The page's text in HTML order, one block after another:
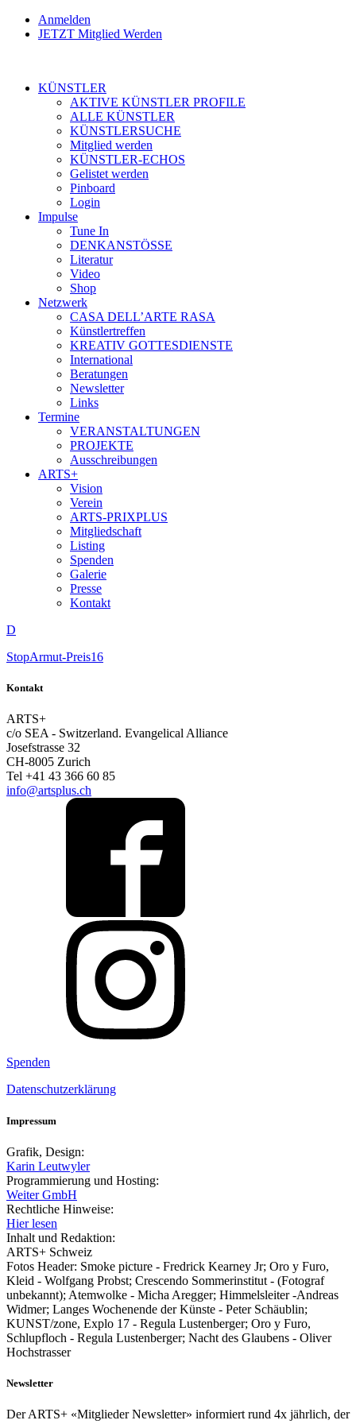
Anmelden
JETZT Mitglied Werden
KÜNSTLER
AKTIVE KÜNSTLER PROFILE
ALLE KÜNSTLER
KÜNSTLERSUCHE
Mitglied werden
KÜNSTLER-ECHOS
Gelistet werden
Pinboard
Login
Impulse
Tune In
DENKANSTÖSSE
Literatur
Video
Shop
Netzwerk
CASA DELL’ARTE RASA
Künstlertreffen
KREATIV GOTTESDIENSTE
International
Beratungen
Newsletter
Links
Termine
VERANSTALTUNGEN
PROJEKTE
Ausschreibungen
ARTS+
Vision
Verein
ARTS-PRIXPLUS
Mitgliedschaft
Listing
Spenden
Galerie
Presse
Kontakt
D
StopArmut-Preis16
Kontakt
ARTS+
c/o SEA - Switzerland. Evangelical Alliance
Josefstrasse 32
CH-8005 Zurich
Tel +41 43 366 60 85
info@artsplus.ch
Spenden
Datenschutzerklärung
Impressum
Grafik, Design:
Karin Leutwyler
Programmierung und Hosting:
Weiter GmbH
Rechtliche Hinweise:
Hier lesen
Inhalt und Redaktion:
ARTS+ Schweiz
Fotos Header: Smoke picture - Fredrick Kearney Jr; Oro y Furo,
Kleid - Wolfgang Probst; Crescendo Sommerinstitut - (Fotograf
unbekannt); Atemwolke - Micha Aregger; Himmelsleiter -Andreas
Widmer; Langes Wochenende der Künste - Peter Schäublin;
KUNST/zone, Explo 17 - Regula Lustenberger; Oro y Furo,
Schlupfloch - Regula Lustenberger; Nacht des Glaubens - Oliver
Hochstrasser
Newsletter
Der ARTS+ «Mitglieder Newsletter» informiert rund 4x jährlich, der